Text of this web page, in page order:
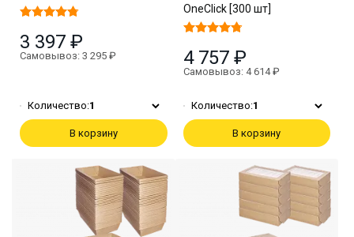
3 397 ₽
Самовывоз: 3 295 ₽
Количество:1
В корзину
OneClick [300 шт]
4 757 ₽
Самовывоз: 4 614 ₽
Количество:1
В корзину